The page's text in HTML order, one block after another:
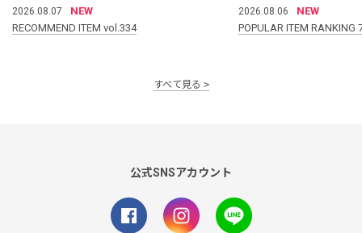
2026.08.07
NEW
RECOMMEND ITEM vol.334
2026.08.06
NEW
POPULAR ITEM
すべて見る
公式SNSアカウント